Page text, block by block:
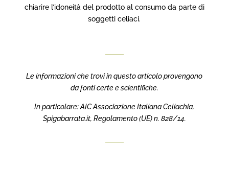
chiarire l’idoneità del prodotto al consumo da parte di
soggetti celiaci.
Le informazioni che trovi in questo articolo provengono
da fonti certe e scientifiche.
In particolare: AIC Associazione Italiana Celiachia,
Spigabarrata.it, Regolamento (UE) n. 828/14.